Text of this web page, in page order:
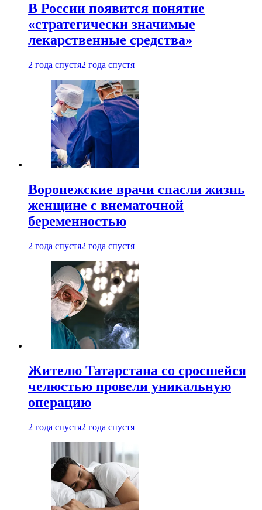
В России появится понятие
«стратегически значимые
лекарственные средства»
2 года спустя2 года спустя
Воронежские врачи спасли жизнь
женщине с внематочной
беременностью
2 года спустя2 года спустя
Жителю Татарстана со сросшейся
челюстью провели уникальную
операцию
2 года спустя2 года спустя